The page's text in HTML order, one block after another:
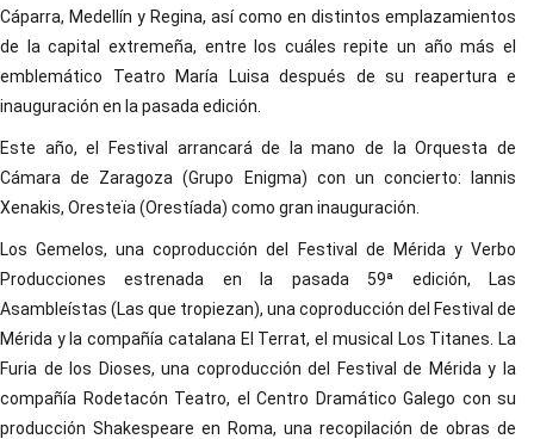
Cáparra, Medellín y Regina, así como en distintos emplazamientos
de la capital extremeña, entre los cuáles repite un año más el
emblemático Teatro María Luisa después de su reapertura e
inauguración en la pasada edición.
Este año, el Festival arrancará de la mano de la Orquesta de
Cámara de Zaragoza (Grupo Enigma) con un concierto: Iannis
Xenakis, Oresteïa (Orestíada) como gran inauguración.
Los Gemelos, una coproducción del Festival de Mérida y Verbo
Producciones estrenada en la pasada 59ª edición, Las
Asambleístas (Las que tropiezan), una coproducción del Festival de
Mérida y la compañía catalana El Terrat, el musical Los Titanes. La
Furia de los Dioses, una coproducción del Festival de Mérida y la
compañía Rodetacón Teatro, el Centro Dramático Galego con su
producción Shakespeare en Roma, una recopilación de obras de